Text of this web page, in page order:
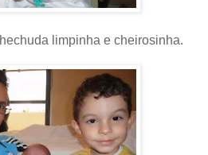
limpinha e cheirosinha.